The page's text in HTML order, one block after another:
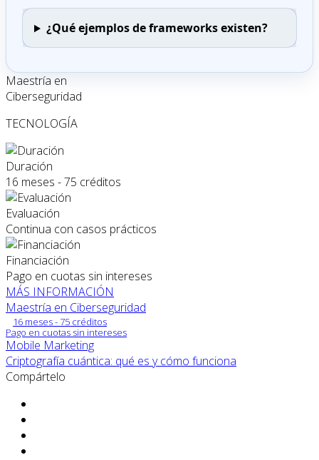
¿Qué ejemplos de frameworks existen?
Maestría en
Ciberseguridad
TECNOLOGÍA
Duración
16 meses - 75 créditos
Evaluación
Continua con casos prácticos
Financiación
Pago en cuotas sin intereses
MÁS INFORMACIÓN
Maestría en Ciberseguridad
16 meses - 75 créditos
Pago en cuotas sin intereses
Mobile Marketing
Criptografía cuántica: qué es y cómo funciona
Compártelo